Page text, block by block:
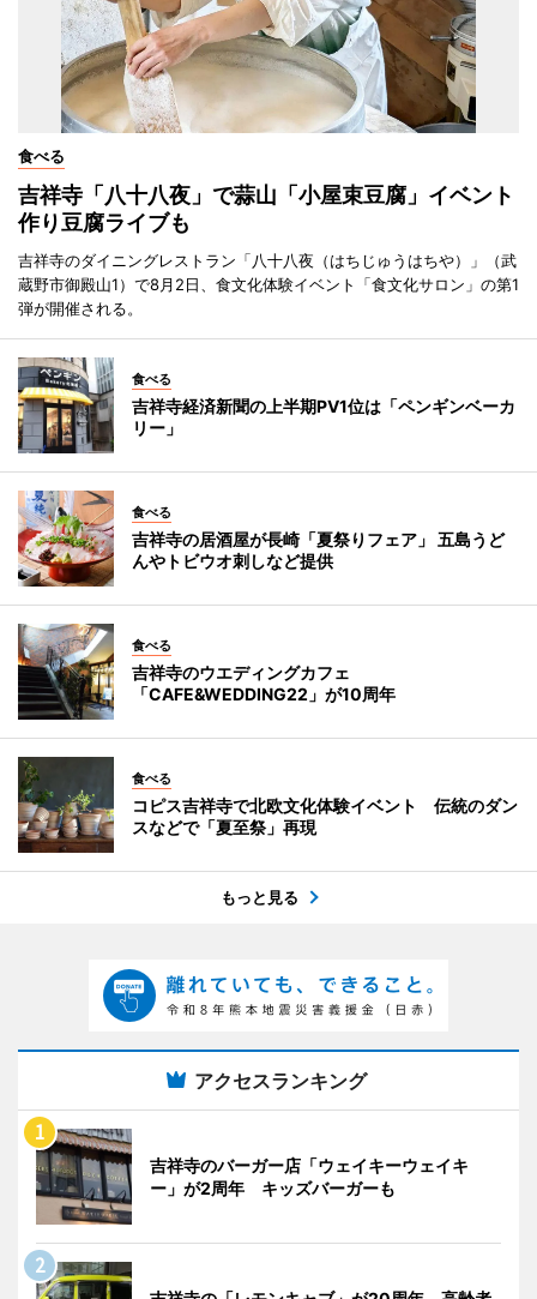
食べる
吉祥寺「八十八夜」で蒜山「小屋束豆腐」イベント
作り豆腐ライブも
吉祥寺のダイニングレストラン「八十八夜（はちじゅうはちや）」（武
蔵野市御殿山1）で8月2日、食文化体験イベント「食文化サロン」の第1
弾が開催される。
食べる
吉祥寺経済新聞の上半期PV1位は「ペンギンベーカ
リー」
食べる
吉祥寺の居酒屋が長崎「夏祭りフェア」 五島うど
んやトビウオ刺しなど提供
食べる
吉祥寺のウエディングカフェ
「CAFE&WEDDING22」が10周年
食べる
コピス吉祥寺で北欧文化体験イベント 伝統のダン
スなどで「夏至祭」再現
もっと見る
アクセスランキング
吉祥寺のバーガー店「ウェイキーウェイキ
ー」が2周年 キッズバーガーも